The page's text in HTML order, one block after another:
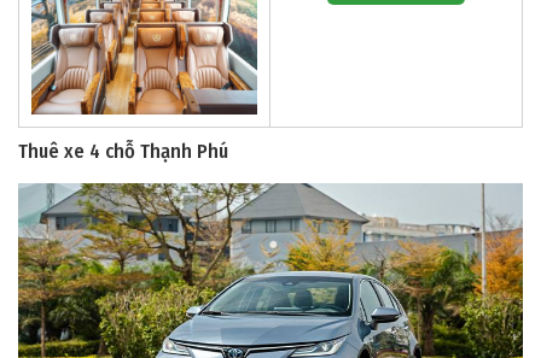
Thuê xe 4 chỗ Thạnh Phú